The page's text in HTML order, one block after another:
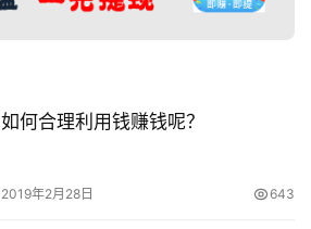
如何合理利用钱赚钱呢？
2019年2月28日 643